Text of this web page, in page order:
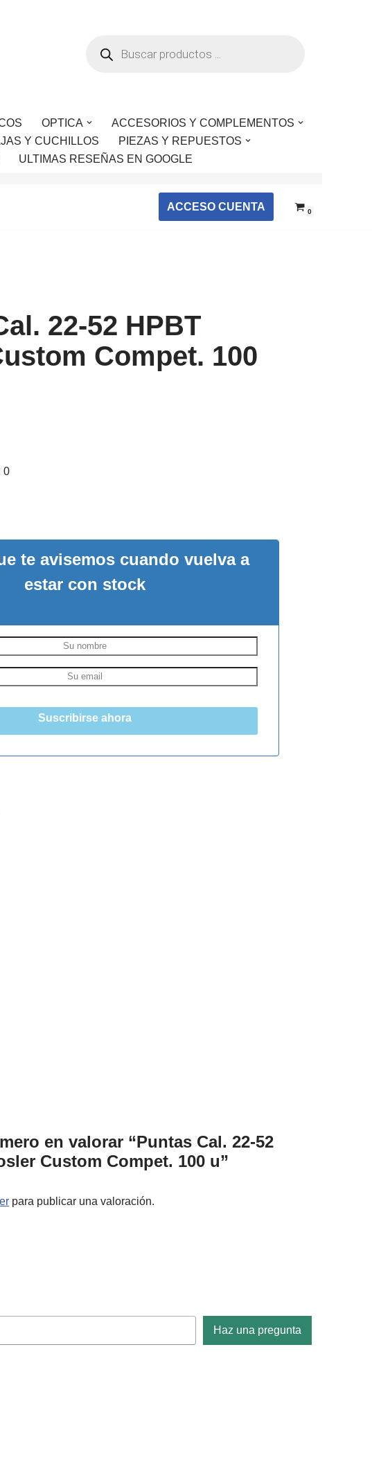
OPTICA
ACCESORIOS Y COMPLEMENTOS
Y CUCHILLOS
PIEZAS Y REPUESTOS
ULTIMAS RESEÑAS EN GOOGLE
ACCESO CUENTA 0
22-52 HPBT
Compet. 100
0
te avisemos cuando vuelva a
estar con stock
Suscribirse ahora
en valorar “Puntas Cal. 22-52
Custom Compet. 100 u”
para publicar una valoración.
Haz una pregunta